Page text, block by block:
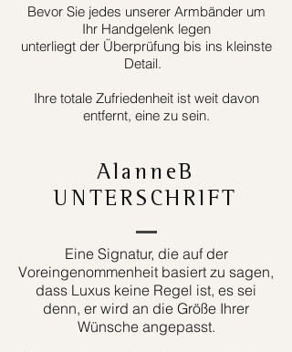
Bevor Sie jedes unserer Armbänder um
Ihr Handgelenk legen
unterliegt der Überprüfung bis ins kleinste
Detail.
Ihre totale Zufriedenheit ist weit davon
entfernt, eine zu sein.
AlanneB
UNTERSCHRIFT
Eine Signatur, die auf der
Voreingenommenheit basiert zu sagen,
dass Luxus keine Regel ist, es sei
denn, er wird an die Größe Ihrer
Wünsche angepasst.